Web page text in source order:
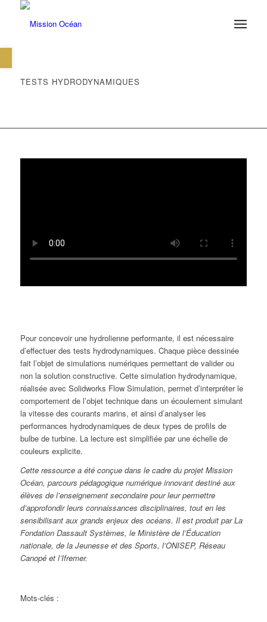
TESTS HYDRODYNAMIQUES
Pour concevoir une hydrolienne performante, il est nécessaire
d’effectuer des tests hydrodynamiques. Chaque pièce dessinée
fait l’objet de simulations numériques permettant de valider ou
non la solution constructive. Cette simulation hydrodynamique,
réalisée avec Solidworks Flow Simulation, permet d’interpréter le
comportement de l’objet technique dans un écoulement simulant
la vitesse des courants marins, et ainsi d’analyser les
performances hydrodynamiques de deux types de profils de
bulbe de turbine. La lecture est simplifiée par une échelle de
couleurs explicite.
Cette ressource a été conçue dans le cadre du projet Mission
Océan, parcours pédagogique numérique innovant destiné aux
élèves de l’enseignement secondaire pour leur permettre
d’approfondir leurs connaissances disciplinaires, tout en les
sensibilisant aux grands enjeux des océans. Il est produit par La
Fondation Dassault Systèmes, le Ministère de l’Éducation
nationale, de la Jeunesse et des Sports, l’ONISEP, Réseau
Canopé et l’Ifremer.
Mots-clés :
Ouvrir la barre d’outils